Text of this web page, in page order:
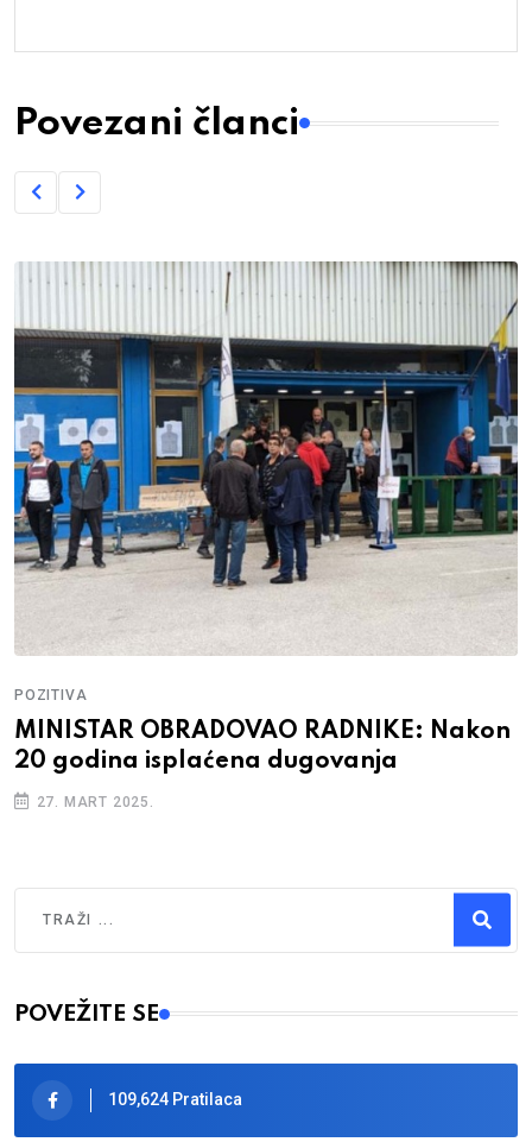
Povezani članci
POZITIVA
MINISTAR OBRADOVAO RADNIKE: Nakon
20 godina isplaćena dugovanja
27. MART 2025.
Type 2 or more characters for results.
POVEŽITE SE
109,624 Pratilaca